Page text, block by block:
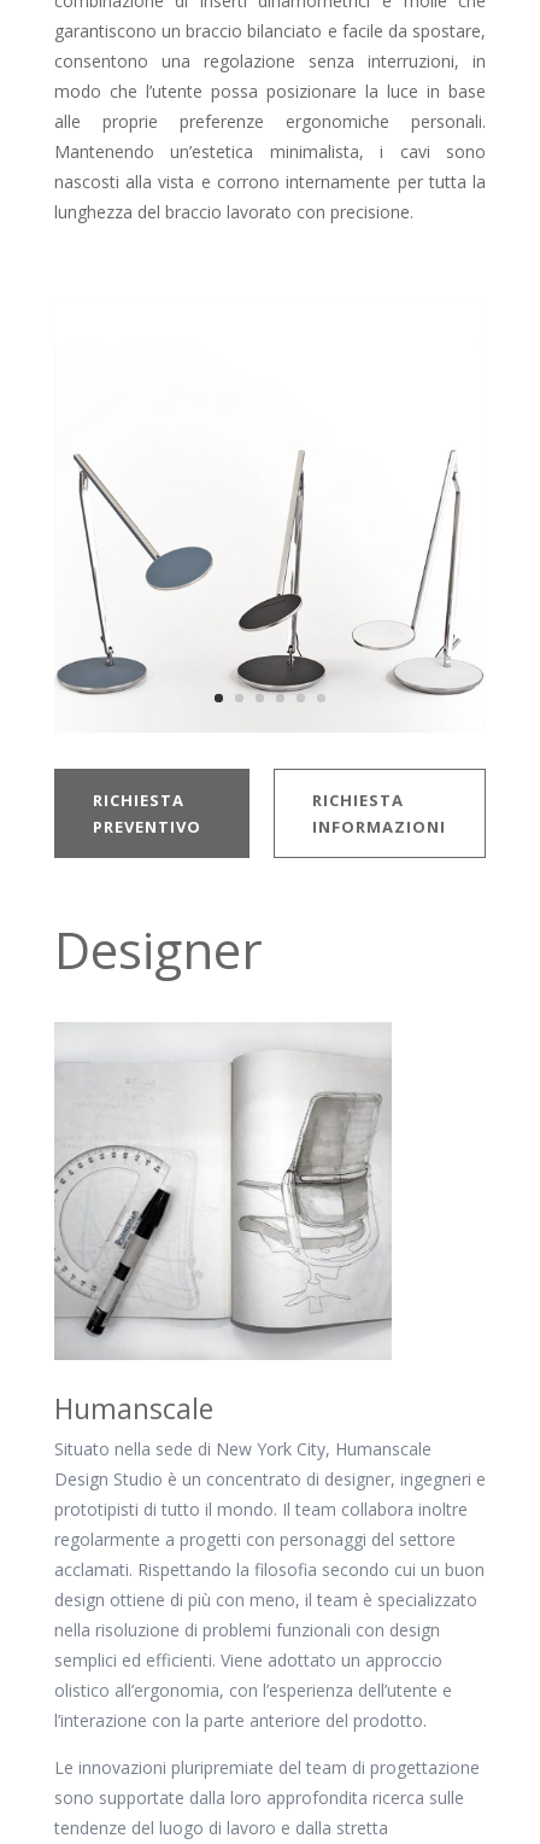
garantiscono un braccio bilanciato e facile da spostare,
consentono una regolazione senza interruzioni, in
modo che l’utente possa posizionare la luce in base
alle proprie preferenze ergonomiche personali.
Mantenendo un’estetica minimalista, i cavi sono
nascosti alla vista e corrono internamente per tutta la
lunghezza del braccio lavorato con precisione.
RICHIESTA
PREVENTIVO
RICHIESTA
INFORMAZIONI
Designer
Humanscale
Situato nella sede di New York City, Humanscale
Design Studio è un concentrato di designer, ingegneri e
prototipisti di tutto il mondo. Il team collabora inoltre
regolarmente a progetti con personaggi del settore
acclamati. Rispettando la filosofia secondo cui un buon
design ottiene di più con meno, il team è specializzato
nella risoluzione di problemi funzionali con design
semplici ed efficienti. Viene adottato un approccio
olistico all’ergonomia, con l’esperienza dell’utente e
l’interazione con la parte anteriore del prodotto.
Le innovazioni pluripremiate del team di progettazione
sono supportate dalla loro approfondita ricerca sulle
tendenze del luogo di lavoro e dalla stretta